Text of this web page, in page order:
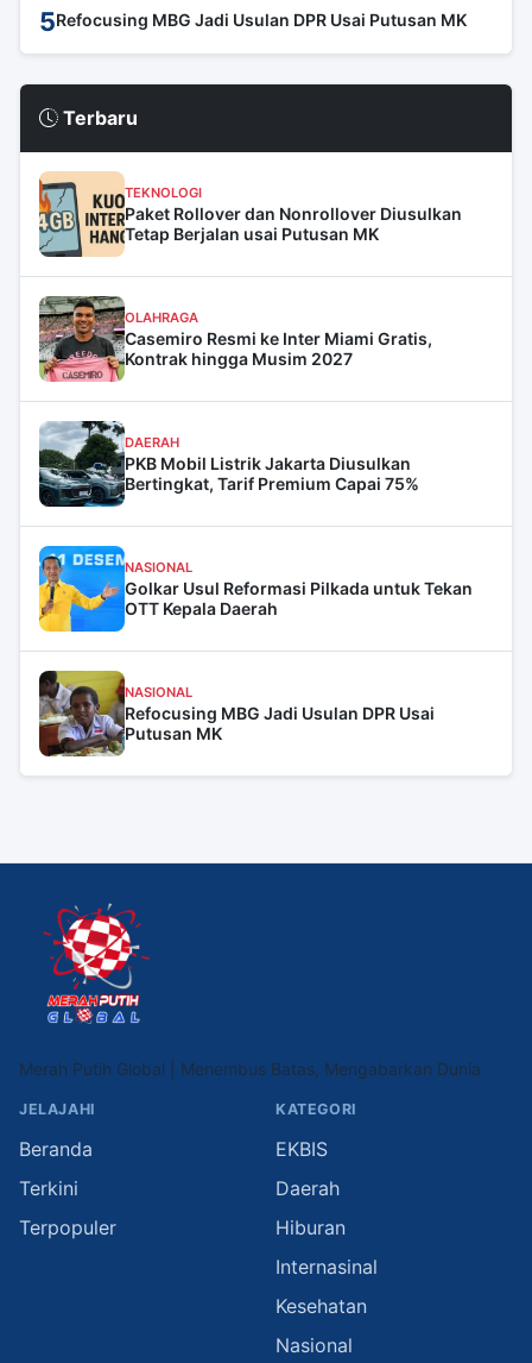
5Refocusing MBG Jadi Usulan DPR Usai Putusan MK
Terbaru
TEKNOLOGI
Paket Rollover dan Nonrollover Diusulkan
Tetap Berjalan usai Putusan MK
OLAHRAGA
Casemiro Resmi ke Inter Miami Gratis,
Kontrak hingga Musim 2027
DAERAH
PKB Mobil Listrik Jakarta Diusulkan
Bertingkat, Tarif Premium Capai 75%
NASIONAL
Golkar Usul Reformasi Pilkada untuk Tekan
OTT Kepala Daerah
NASIONAL
Refocusing MBG Jadi Usulan DPR Usai
Putusan MK
Merah Putih Global | Menembus Batas, Mengabarkan Dunia
JELAJAHI
Beranda
Terkini
Terpopuler
KATEGORI
EKBIS
Daerah
Hiburan
Internasinal
Kesehatan
Nasional